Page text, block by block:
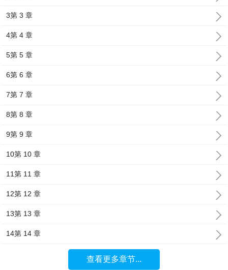
3第 3 章
4第 4 章
5第 5 章
6第 6 章
7第 7 章
8第 8 章
9第 9 章
10第 10 章
11第 11 章
12第 12 章
13第 13 章
14第 14 章
查看更多章节...